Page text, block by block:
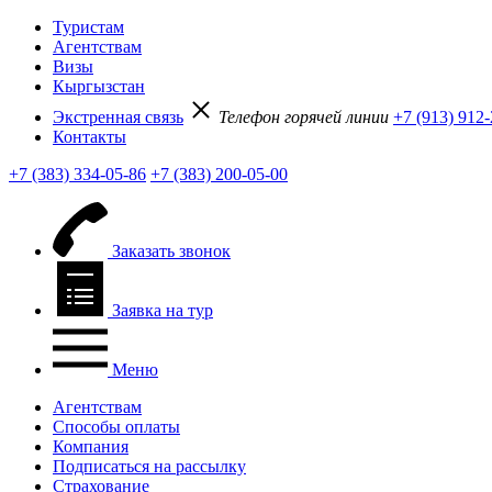
Туристам
Агентствам
Визы
Кыргызстан
Экстренная связь
Телефон горячей линии +7 (913)
Контакты
+7 (383) 334-05-86 +7 (383) 200-05-00
Заказать звонок
Заявка на тур
Меню
Агентствам
Способы оплаты
Компания
Подписаться на рассылку
Страхование